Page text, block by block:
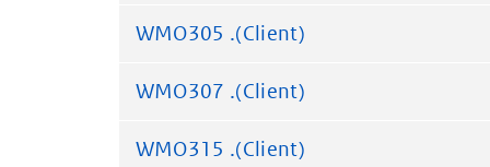
WMO305 .(Client)
WMO307 .(Client)
WMO315 .(Client)